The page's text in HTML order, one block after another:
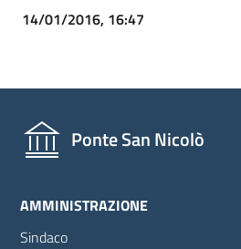
14/01/2016, 16:47
Ponte San Nicolò
AMMINISTRAZIONE
Sindaco